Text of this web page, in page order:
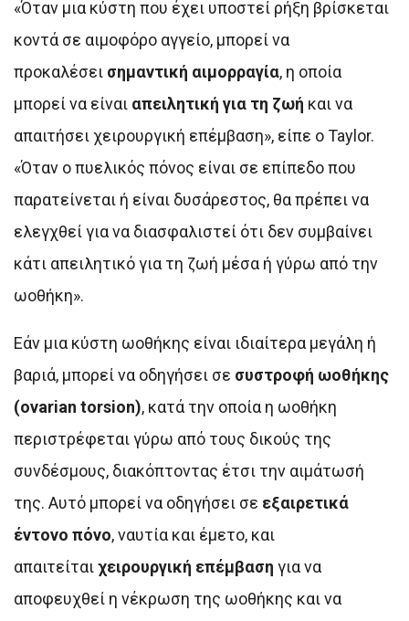
«Όταν μια κύστη που έχει υποστεί ρήξη βρίσκεται
κοντά σε αιμοφόρο αγγείο, μπορεί να
προκαλέσει σημαντική αιμορραγία, η οποία
μπορεί να είναι απειλητική για τη ζωή και να
απαιτήσει χειρουργική επέμβαση», είπε ο Taylor.
«Όταν ο πυελικός πόνος είναι σε επίπεδο που
παρατείνεται ή είναι δυσάρεστος, θα πρέπει να
ελεγχθεί για να διασφαλιστεί ότι δεν συμβαίνει
κάτι απειλητικό για τη ζωή μέσα ή γύρω από την
ωοθήκη».
Εάν μια κύστη ωοθήκης είναι ιδιαίτερα μεγάλη ή
βαριά, μπορεί να οδηγήσει σε συστροφή ωοθήκης
(ovarian torsion), κατά την οποία η ωοθήκη
περιστρέφεται γύρω από τους δικούς της
συνδέσμους, διακόπτοντας έτσι την αιμάτωσή
της. Αυτό μπορεί να οδηγήσει σε εξαιρετικά
έντονο πόνο, ναυτία και έμετο, και
απαιτείταιχειρουργική επέμβαση για να
αποφευχθεί η νέκρωση της ωοθήκης και να